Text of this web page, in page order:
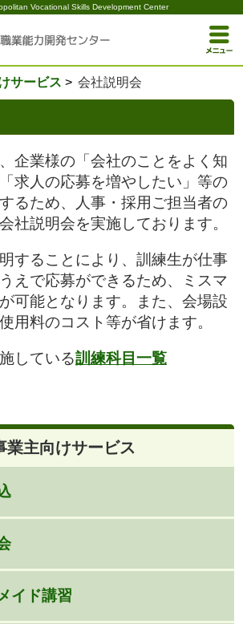
Vocational Skills Development Center
サービス 会社説明会
企業様の「会社のことをよく知
求人の応募を増やしたい」等の
るため、人事・採用ご担当者の
社説明会を実施しております。
することにより、訓練生が仕事
えで応募ができるため、ミスマ
可能となります。また、会場設
用料のコスト等が省けます。
している訓練科目一覧
業主向けサービス
イド講習